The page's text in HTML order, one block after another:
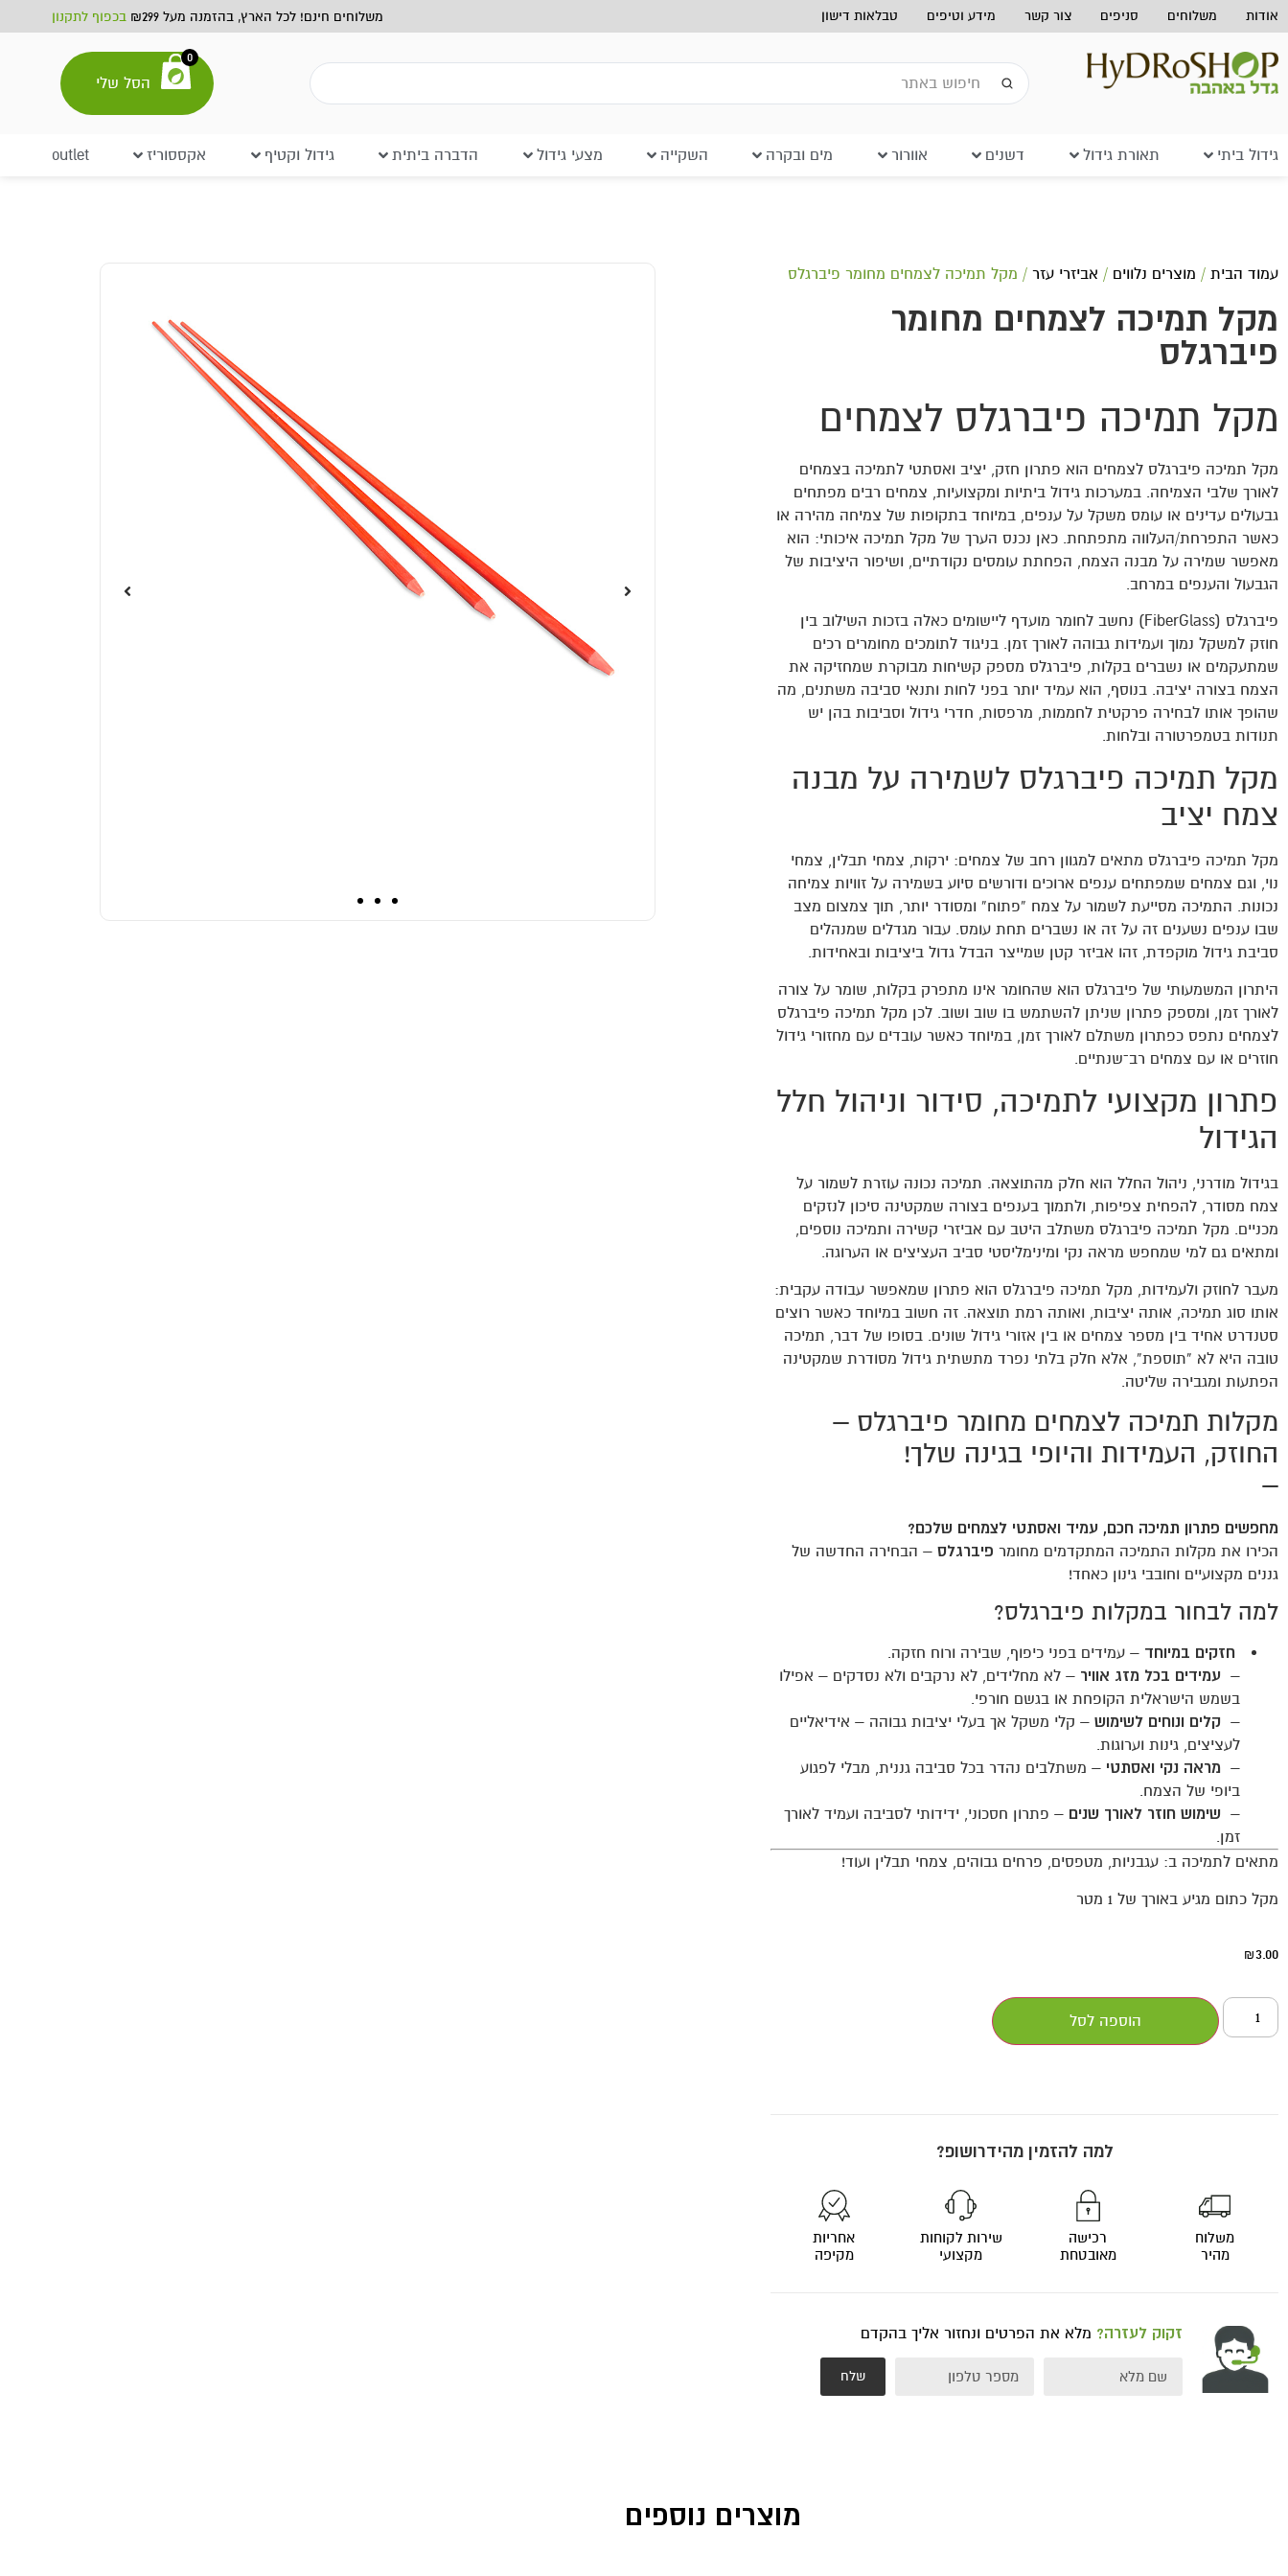
אודות משלוחים סניפים צור קשר מידע וטיפים טבלאות דישון משלוחים חינם! לכל הארץ, בהזמנה מעל ₪299 בכפוף לתקנון
0
הסל שלי
גידול ביתי תאורת גידול דשנים אוורור מים ובקרה השקייה מצעי גידול הדברה ביתית גידול וקטיף אקססוריז outlet
עמוד הבית / מוצרים נלווים / אביזרי עזר / מקל תמיכה לצמחים מחומר פיברגלס
מקל תמיכה לצמחים מחומר
פיברגלס
מקל תמיכה פיברגלס לצמחים
מקל תמיכה פיברגלס לצמחים הוא פתרון חזק, יציב ואסתטי לתמיכה בצמחים
לאורך שלבי הצמיחה. במערכות גידול ביתיות ומקצועיות, צמחים רבים מפתחים
גבעולים עדינים או עומס משקל על ענפים, במיוחד בתקופות של צמיחה מהירה או
כאשר התפרחת/העלווה מתפתחת. כאן נכנס הערך של מקל תמיכה איכותי: הוא
מאפשר שמירה על מבנה הצמח, הפחתת עומסים נקודתיים, ושיפור היציבות של
הגבעול והענפים במרחב.
פיברגלס (FiberGlass) נחשב לחומר מועדף ליישומים כאלה בזכות השילוב בין
חוזק למשקל נמוך ועמידות גבוהה לאורך זמן. בניגוד לתומכים מחומרים רכים
שמתעקמים או נשברים בקלות, פיברגלס מספק קשיחות מבוקרת שמחזיקה את
הצמח בצורה יציבה. בנוסף, הוא עמיד יותר בפני לחות ותנאי סביבה משתנים, מה
שהופך אותו לבחירה פרקטית לחממות, מרפסות, חדרי גידול וסביבות בהן יש
תנודות בטמפרטורה ובלחות.
מקל תמיכה פיברגלס לשמירה על מבנה
צמח יציב
מקל תמיכה פיברגלס מתאים למגוון רחב של צמחים: ירקות, צמחי תבלין, צמחי
נוי, וגם צמחים שמפתחים ענפים ארוכים ודורשים סיוע בשמירה על זוויות צמיחה
נכונות. התמיכה מסייעת לשמור על צמח “פתוח” ומסודר יותר, תוך צמצום מצב
שבו ענפים נשענים זה על זה או נשברים תחת עומס. עבור מגדלים שמנהלים
סביבת גידול מוקפדת, זהו אביזר קטן שמייצר הבדל גדול ביציבות ובאחידות.
היתרון המשמעותי של פיברגלס הוא שהחומר אינו מתפרק בקלות, שומר על צורה
לאורך זמן, ומספק פתרון שניתן להשתמש בו שוב ושוב. לכן מקל תמיכה פיברגלס
לצמחים נתפס כפתרון משתלם לאורך זמן, במיוחד כאשר עובדים עם מחזורי גידול
חוזרים או עם צמחים רב־שנתיים.
פתרון מקצועי לתמיכה, סידור וניהול חלל
הגידול
בגידול מודרני, ניהול החלל הוא חלק מהתוצאה. תמיכה נכונה עוזרת לשמור על
צמח מסודר, להפחית צפיפות, ולתמוך בענפים בצורה שמקטינה סיכון לנזקים
מכניים. מקל תמיכה פיברגלס משתלב היטב עם אביזרי קשירה ותמיכה נוספים,
ומתאים גם למי שמחפש מראה נקי ומינימליסטי סביב העציצים או הערוגה.
מעבר לחוזק ולעמידות, מקל תמיכה פיברגלס הוא פתרון שמאפשר עבודה עקבית:
אותו סוג תמיכה, אותה יציבות, ואותה רמת תוצאה. זה חשוב במיוחד כאשר רוצים
סטנדרט אחיד בין מספר צמחים או בין אזורי גידול שונים. בסופו של דבר, תמיכה
טובה היא לא “תוספת”, אלא חלק בלתי נפרד מתשתית גידול מסודרת שמקטינה
הפתעות ומגבירה שליטה.
מקלות תמיכה לצמחים מחומר פיברגלס –
החוזק, העמידות והיופי בגינה שלך!
–
מחפשים פתרון תמיכה חכם, עמיד ואסתטי לצמחים שלכם?
הכירו את מקלות התמיכה המתקדמים מחומר פיברגלס – הבחירה החדשה של
גננים מקצועיים וחובבי גינון כאחד!
למה לבחור במקלות פיברגלס?
חזקים במיוחד – עמידים בפני כיפוף, שבירה ורוח חזקה.
– עמידים בכל מזג אוויר – לא מחלידים, לא נרקבים ולא נסדקים – אפילו
בשמש הישראלית הקופחת או בגשם חורפי.
– קלים ונוחים לשימוש – קלי משקל אך בעלי יציבות גבוהה – אידיאליים
לעציצים, גינות וערוגות.
– מראה נקי ואסתטי – משתלבים נהדר בכל סביבה גננית, מבלי לפגוע
ביופי של הצמח.
– שימוש חוזר לאורך שנים – פתרון חסכוני, ידידותי לסביבה ועמיד לאורך
זמן.
מתאים לתמיכה ב: עגבניות, מטפסים, פרחים גבוהים, צמחי תבלין ועוד!
מקל כתום מגיע באורך של 1 מטר
₪3.00
הוספה לסל
למה להזמין מהידרושופ?
משלוח
מהיר
רכישה
מאובטחת
שירות לקוחות
מקצועי
אחריות
מקיפה
זקוק לעזרה? מלא את הפרטים ונחזור אליך בהקדם
שלח
מוצרים נוספים